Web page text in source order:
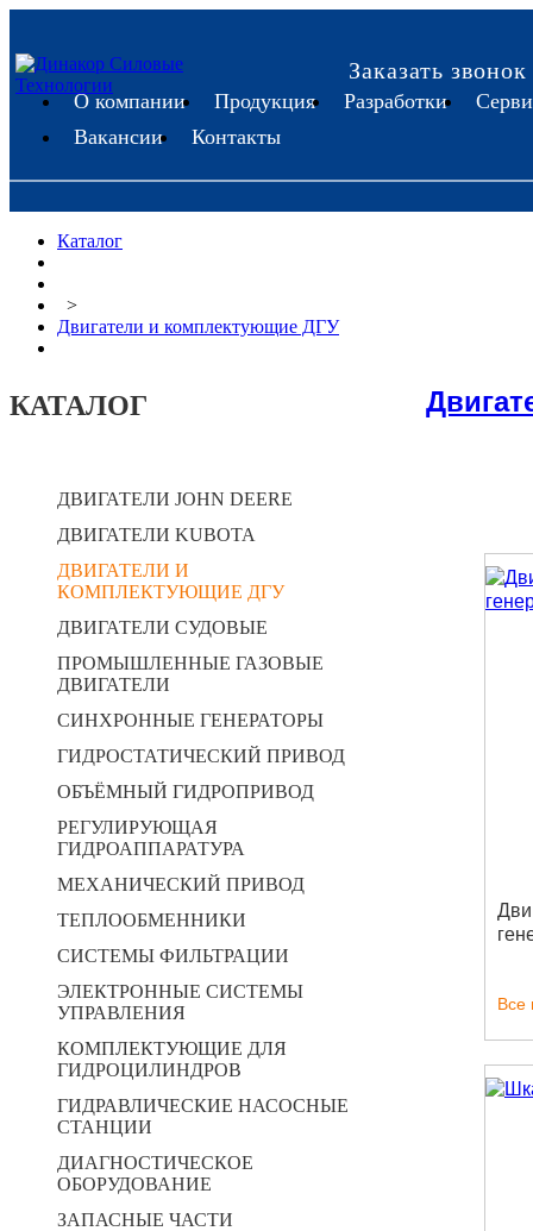
Заказать звонок
О компании Продукция Разработки
Вакансии
Контакты
Каталог
>
Двигатели и комплектующие ДГУ
КАТАЛОГ
ДВИГАТЕЛИ JOHN DEERE
ДВИГАТЕЛИ KUBOTA
ДВИГАТЕЛИ И
КОМПЛЕКТУЮЩИЕ ДГУ
ДВИГАТЕЛИ СУДОВЫЕ
ПРОМЫШЛЕННЫЕ ГАЗОВЫЕ
ДВИГАТЕЛИ
СИНХРОННЫЕ ГЕНЕРАТОРЫ
ГИДРОСТАТИЧЕСКИЙ ПРИВОД
ОБЪЁМНЫЙ ГИДРОПРИВОД
РЕГУЛИРУЮЩАЯ
ГИДРОАППАРАТУРА
МЕХАНИЧЕСКИЙ ПРИВОД
ТЕПЛООБМЕННИКИ
СИСТЕМЫ ФИЛЬТРАЦИИ
ЭЛЕКТРОННЫЕ СИСТЕМЫ
УПРАВЛЕНИЯ
КОМПЛЕКТУЮЩИЕ ДЛЯ
ГИДРОЦИЛИНДРОВ
ГИДРАВЛИЧЕСКИЕ НАСОСНЫЕ
СТАНЦИИ
ДИАГНОСТИЧЕСКОЕ
ОБОРУДОВАНИЕ
ЗАПАСНЫЕ ЧАСТИ
Все